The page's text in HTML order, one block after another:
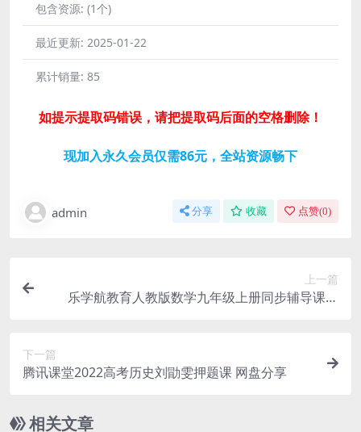
包含资源: (1个)
最近更新: 2025-01-22
累计销量: 85
如提示提取码错误，请把提取码后面的空格删除！
现加入永久会员仅需86元，全站资源畅下
admin 分享 收藏 点赞(0)
上一篇
乐学航教育人教版数学九年级上册同步辅导课程
下一篇
腾讯课堂2022高考历史刘勖雯押题课 网盘分享
相关文章